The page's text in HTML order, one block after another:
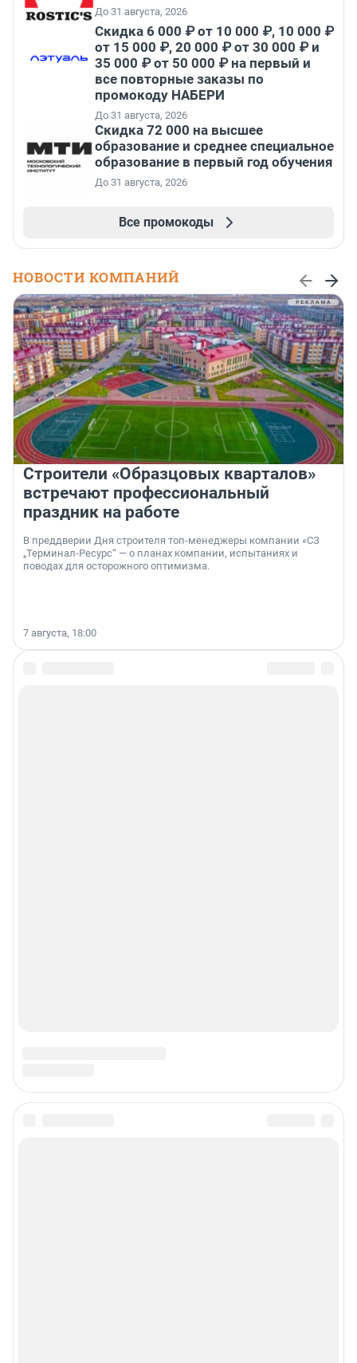
До 31 августа, 2026
Скидка 6 000 ₽ от 10 000 ₽, 10 000 ₽
от 15 000 ₽, 20 000 ₽ от 30 000 ₽ и
35 000 ₽ от 50 000 ₽ на первый и
все повторные заказы по
промокоду НАБЕРИ
До 31 августа, 2026
Скидка 72 000 на высшее
образование и среднее специальное
образование в первый год обучения
До 31 августа, 2026
Все промокоды
НОВОСТИ КОМПАНИЙ
Строители «Образцовых кварталов»
встречают профессиональный
праздник на работе
В преддверии Дня строителя топ-менеджеры компании «СЗ
„Терминал-Ресурс“ — о планах компании, испытаниях и
поводах для осторожного оптимизма.
7 августа, 18:00